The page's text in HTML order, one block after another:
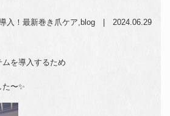
入！最新巻き爪ケア, blog 2024.06.29
を導入するため
〜✨